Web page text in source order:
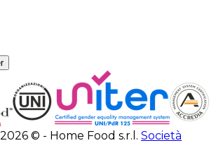
© - Home Food s.r.l. Società